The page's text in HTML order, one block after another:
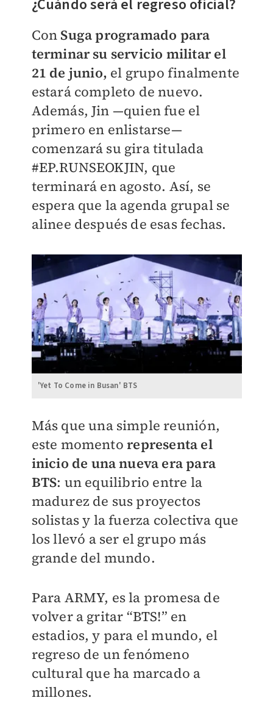
¿Cuándo será el regreso oficial?
Con Suga programado para
terminar su servicio militar el
21 de junio, el grupo finalmente
estará completo de nuevo.
Además, Jin —quien fue el
primero en enlistarse—
comenzará su gira titulada
#EP.RUNSEOKJIN, que
terminará en agosto. Así, se
espera que la agenda grupal se
alinee después de esas fechas.
'Yet To Come in Busan' BTS
Más que una simple reunión,
este momento representa el
inicio de una nueva era para
BTS: un equilibrio entre la
madurez de sus proyectos
solistas y la fuerza colectiva que
los llevó a ser el grupo más
grande del mundo.
Para ARMY, es la promesa de
volver a gritar “BTS!” en
estadios, y para el mundo, el
regreso de un fenómeno
cultural que ha marcado a
millones.